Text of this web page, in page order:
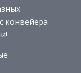
конвейера